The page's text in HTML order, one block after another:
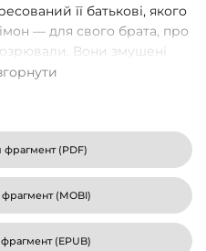
її батькові, якого
— для свого брата, про
Вони змушені
щоб відкрити усі
Вони ризикують власним
нарешті спокій
і протагоністи
героїня п’єси
є ключовим
зосереджена
фрагмент (PDF)
(MOBI)
(EPUB)